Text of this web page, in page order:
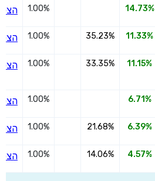
14.73%
1.00%
11.33%
35.23%
1.00%
11.15%
33.35%
1.00%
6.71%
1.00%
6.39%
21.68%
1.00%
4.57%
14.06%
1.00%